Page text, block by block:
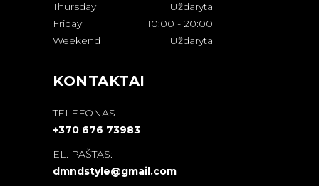
Thursday
Uždaryta
Friday
10:00 - 20:00
Weekend
Uždaryta
KONTAKTAI
TELEFONAS
+370 676 73983
EL. PAŠTAS:
dmndstyle@gmail.com